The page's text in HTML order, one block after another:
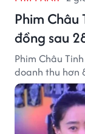
Phim
đồng sau
Phim Châu
doanh thu hơn